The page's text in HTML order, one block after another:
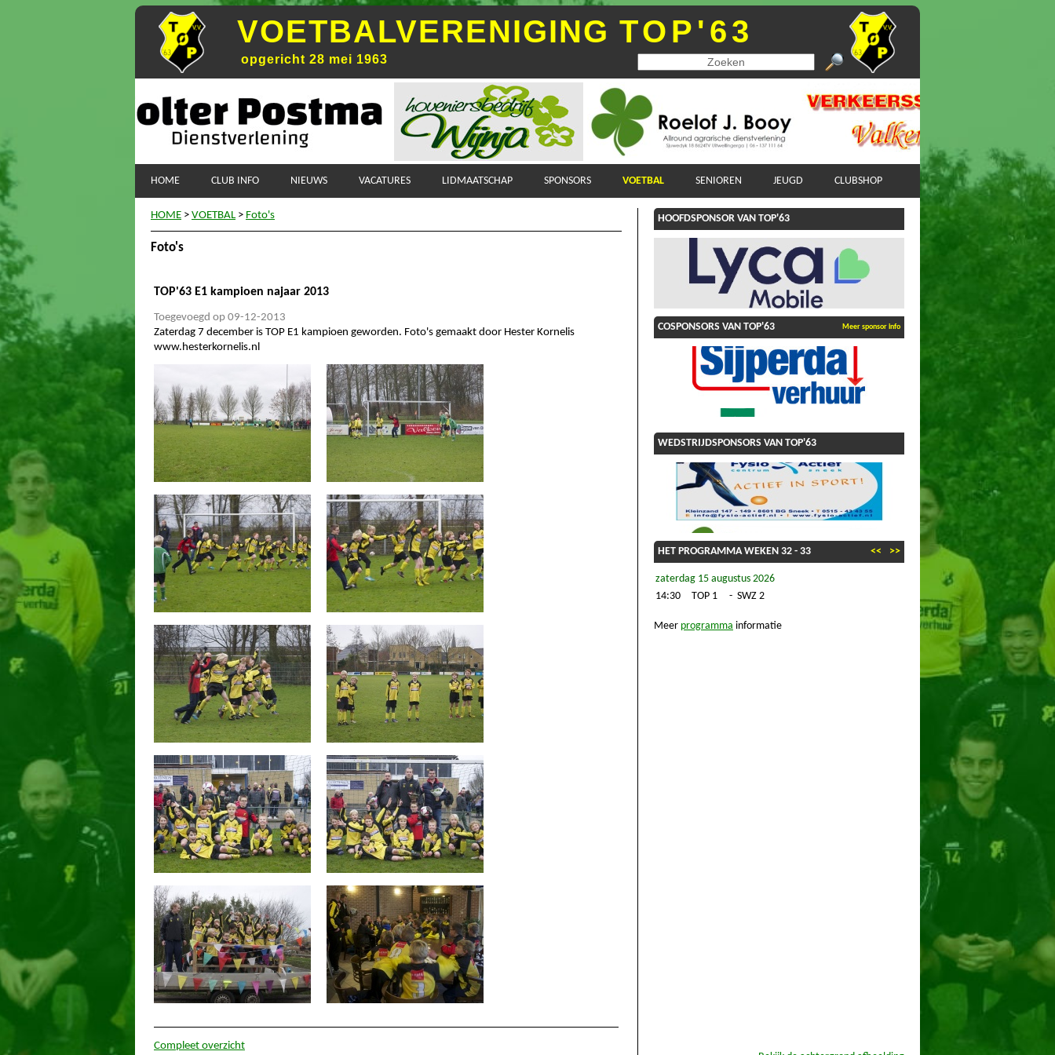
VOETBALVERENIGING TOP'63
opgericht 28 mei 1963
HOME CLUB INFO NIEUWS VACATURES LIDMAATSCHAP SPONSORS VOETBAL SENIOREN JEUGD CLUBSHOP
HOME > VOETBAL > Foto's
Foto's
TOP'63 E1 kampioen najaar 2013
Toegevoegd op 09-12-2013
Zaterdag 7 december is TOP E1 kampioen geworden. Foto's gemaakt door Hester Kornelis
www.hesterkornelis.nl
Compleet overzicht
HOOFDSPONSOR VAN TOP'63
COSPONSORS VAN TOP'63 Meer sponsor info
WEDSTRIJDSPONSORS VAN TOP'63
HET PROGRAMMA WEKEN 32 - 33 >>
<<
zaterdag 15 augustus 2026
14:30
TOP 1 - SWZ 2
Meer programma informatie